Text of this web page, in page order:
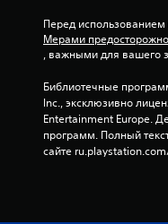
Перед использованием
Мерами
, важными для вашего
Библиотечные
Inc., эксклюзивно
Entertainment Europe.
программ. Полный
сайте